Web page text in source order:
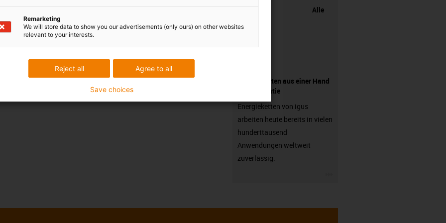
Alle
Komponenten aus einer Hand
- mit Garantie
Energieketten von igus
arbeiten heute bereits in vielen
hunderttausend
Anwendungen weltweit
zuverlässig.
Remarketing
We will store data to show you our advertisements (only ours) on other websites
relevant to your interests.
Agree to all
Reject all
Save choices